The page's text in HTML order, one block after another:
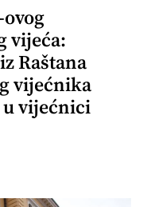
vijeća:
Raštana
vijećnika
u vijećnici